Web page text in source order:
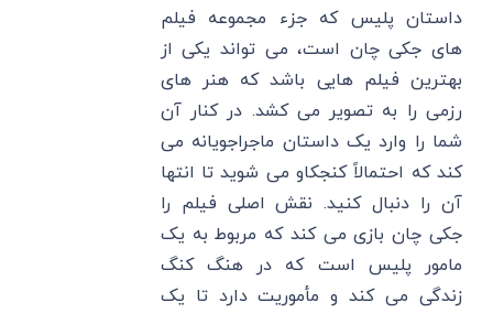
داستان پلیس که جزء مجموعه فیلم
های جکی چان است، می تواند یکی از
بهترین فیلم‌ هایی باشد که هنر های
رزمی را به تصویر می‌ کشد. در کنار آن
شما را وارد یک داستان ماجراجویانه می
‌کند که احتمالاً کنجکاو می شوید تا انتها
آن را دنبال کنید. نقش اصلی فیلم را
جکی چان بازی می‌ کند که مربوط به یک
مامور پلیس است که در هنگ کنگ
زندگی می‌ کند و مأموریت دارد تا یک